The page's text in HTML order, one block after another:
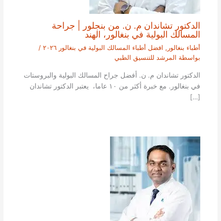
الدكتور تشاندان م. ن. من بنجلور | جراحة
المسالك البولية في بنغالور، الهند
أطباء بنغالور , افضل أطباء المسالك البولية في بنغالور ٢٠٢٦
/
بواسطة المرشد للتنسيق الطبي
الدكتور تشاندان م. ن. أفضل جراح المسالك البولية والبروستات
في بنغالور. مع خبرة أكثر من ١٠ عاما، يعتبر الدكتور تشاندان
[…]